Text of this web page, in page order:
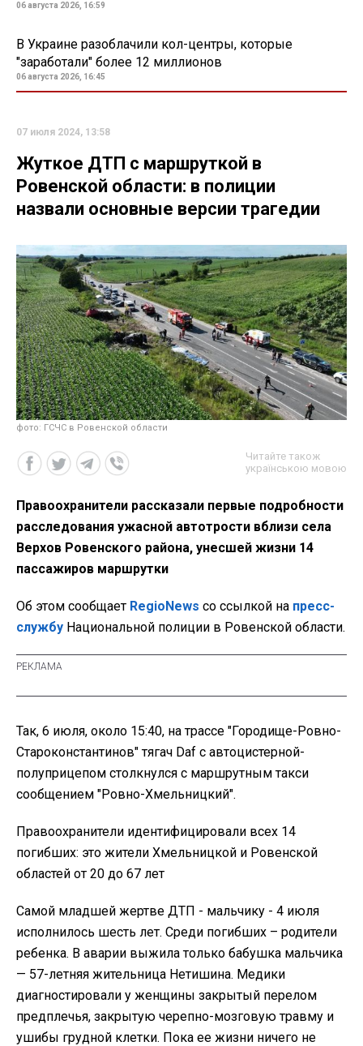
06 августа 2026, 16:59
В Украине разоблачили кол-центры, которые
"заработали" более 12 миллионов
06 августа 2026, 16:45
07 июля 2024, 13:58
Жуткое ДТП с маршруткой в
Ровенской области: в полиции
назвали основные версии трагедии
фото: ГСЧС в Ровенской области
Читайте також
українською мовою
Правоохранители рассказали первые подробности
расследования ужасной автотрости вблизи села
Верхов Ровенского района, унесшей жизни 14
пассажиров маршрутки
Об этом сообщает RegioNews со ссылкой на пресс-
службу Национальной полиции в Ровенской области.
Так, 6 июля, около 15:40, на трассе "Городище-Ровно-
Староконстантинов" тягач Daf с автоцистерной-
полуприцепом столкнулся с маршрутным такси
сообщением "Ровно-Хмельницкий".
Правоохранители идентифицировали всех 14
погибших: это жители Хмельницкой и Ровенской
областей от 20 до 67 лет
Самой младшей жертве ДТП - мальчику - 4 июля
исполнилось шесть лет. Среди погибших – родители
ребенка. В аварии выжила только бабушка мальчика
— 57-летняя жительница Нетишина. Медики
диагностировали у женщины закрытый перелом
предплечья, закрытую черепно-мозговую травму и
ушибы грудной клетки. Пока ее жизни ничего не